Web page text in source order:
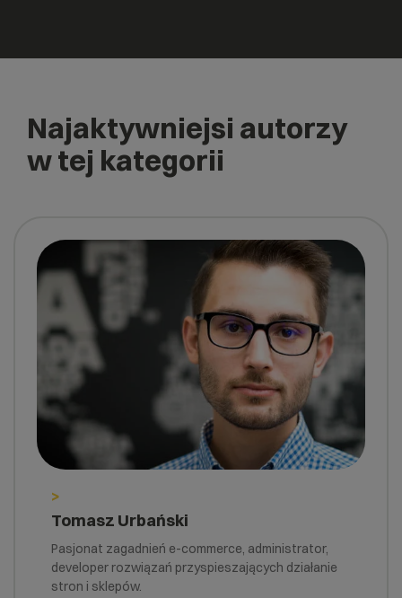
Najaktywniejsi autorzy
w tej kategorii
>
Tomasz Urbański
Pasjonat zagadnień e-commerce, administrator,
developer rozwiązań przyspieszających działanie
stron i sklepów.